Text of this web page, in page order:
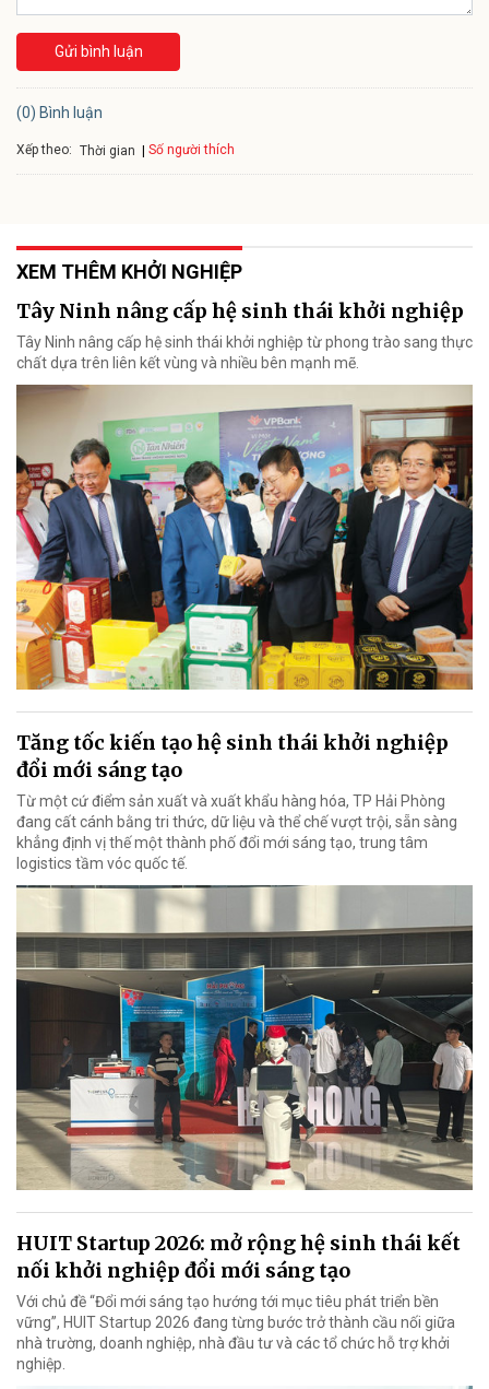
Gửi bình luận
(0) Bình luận
Xếp theo: Thời gian Số người thích
XEM THÊM KHỞI NGHIỆP
Tây Ninh nâng cấp hệ sinh thái khởi nghiệp
Tây Ninh nâng cấp hệ sinh thái khởi nghiệp từ phong trào sang thực
chất dựa trên liên kết vùng và nhiều bên mạnh mẽ.
Tăng tốc kiến tạo hệ sinh thái khởi nghiệp
đổi mới sáng tạo
Từ một cứ điểm sản xuất và xuất khẩu hàng hóa, TP Hải Phòng
đang cất cánh bằng tri thức, dữ liệu và thể chế vượt trội, sẵn sàng
khẳng định vị thế một thành phố đổi mới sáng tạo, trung tâm
logistics tầm vóc quốc tế.
HUIT Startup 2026: mở rộng hệ sinh thái kết
nối khởi nghiệp đổi mới sáng tạo
Với chủ đề “Đổi mới sáng tạo hướng tới mục tiêu phát triển bền
vững”, HUIT Startup 2026 đang từng bước trở thành cầu nối giữa
nhà trường, doanh nghiệp, nhà đầu tư và các tổ chức hỗ trợ khởi
nghiệp.